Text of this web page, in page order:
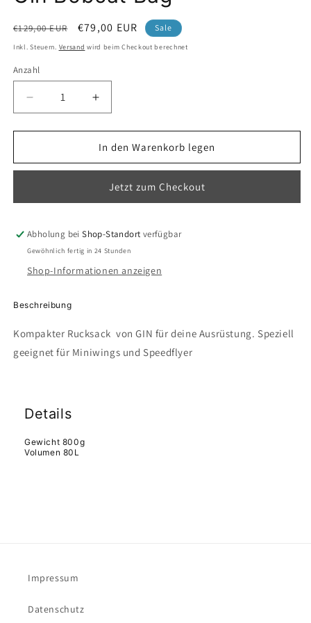
Normaler
Preis
€129,00 EUR Verkaufspreis
€79,00 EUR Sale
Inkl. Steuern. Versand wird beim Checkout berechnet
Anzahl
Anzahl
Verringere
die
Menge
Gin
Erhöhe
die
Menge
für
Gin
Bag
In den Warenkorb legen
Jetzt zum Checkout
Abholung beiShop-Standort verfügbar
Gewöhnlich fertig in 24 Stunden
Shop-Informationen anzeigen
Beschreibung
Kompakter Rucksack von GIN für deine Ausrüstung. Speziell
geeignet für Miniwings und Speedflyer
Details
Gewicht 800g
Volumen 80L
Impressum
Datenschutz